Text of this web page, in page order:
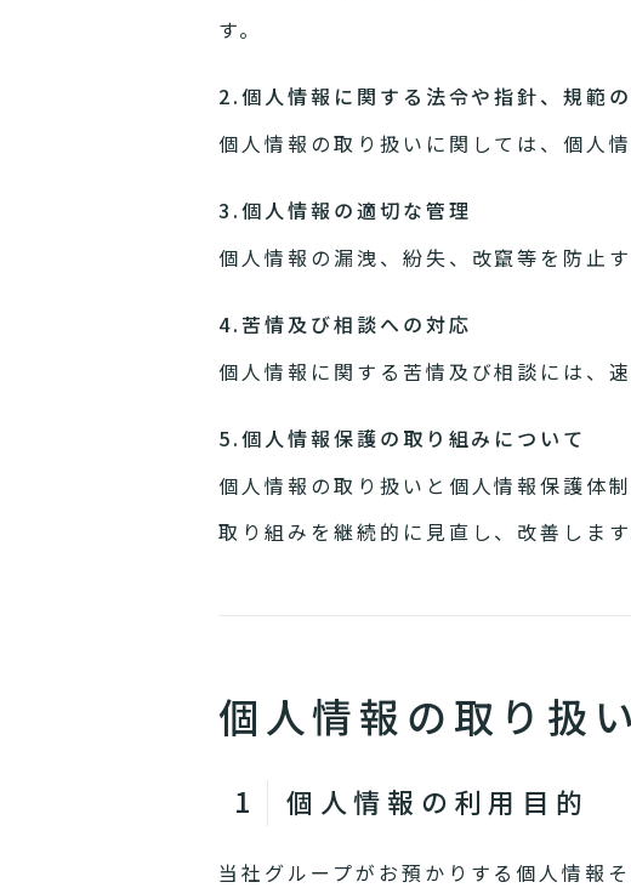
す。
2.個人情報に関する法令や指針、規範
個人情報の取り扱いに関しては、個人
3.個人情報の適切な管理
個人情報の漏洩、紛失、改竄等を防止
4.苦情及び相談への対応
個人情報に関する苦情及び相談には、
5.個人情報保護の取り組みについて
個人情報の取り扱いと個人情報保護体
取り組みを継続的に見直し、改善します
個人情報の取り扱
個人情報の利用目的
当社グループがお預かりする個人情報